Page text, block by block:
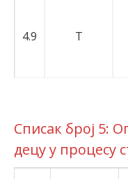
4.9 T
Списак број 5:
децу у процесу